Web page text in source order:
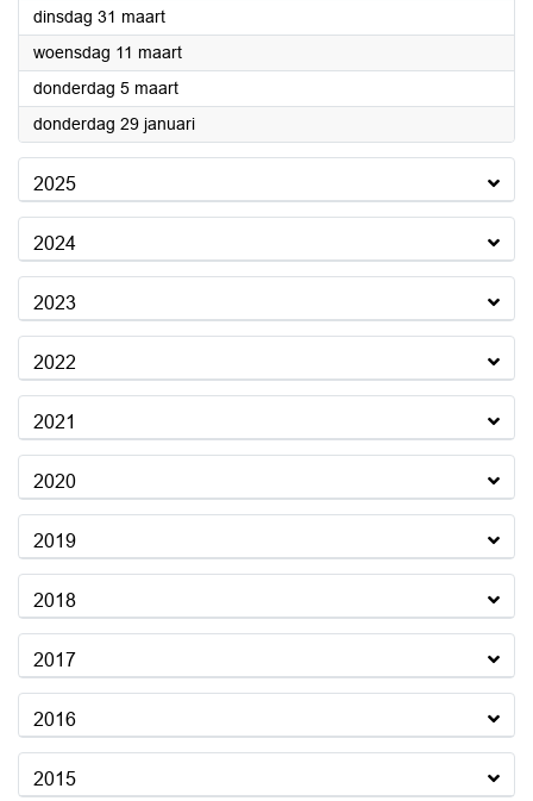
dinsdag 31 maart2026
woensdag 11 maart2026
donderdag 5 maart2026
donderdag 29 januari2026
2025
2024
2023
2022
2021
2020
2019
2018
2017
2016
2015